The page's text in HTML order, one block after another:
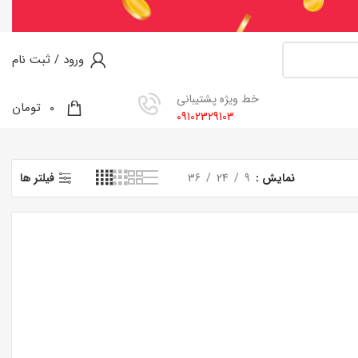
ورود / ثبت نام
خط ویژه پشتیبانی
09102329103
0
0 تومان
نمایش 9
24
36 فیلتر ها